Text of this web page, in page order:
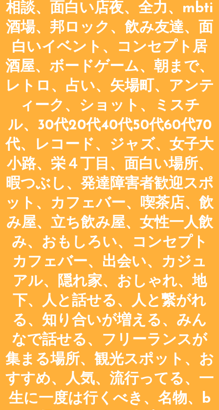
相談、面白い店夜、全力、mbti
酒場、邦ロック、飲み友達、面
白いイベント、コンセプト居
酒屋、ボードゲーム、朝まで、
レトロ、占い、矢場町、アンテ
ィーク、ショット、ミスチ
ル、30代20代40代50代60代70
代、レコード、ジャズ、女子大
小路、栄４丁目、面白い場所、
暇つぶし、発達障害者歓迎スポ
ット、カフェバー、喫茶店、飲
み屋、立ち飲み屋、女性一人飲
み、おもしろい、コンセプト
カフェバー、出会い、カジュ
アル、隠れ家、おしゃれ、地
下、人と話せる、人と繋がれ
る、知り合いが増える、みん
なで話せる、フリーランスが
集まる場所、観光スポット、お
すすめ、人気、流行ってる、一
生に一度は行くべき、名物、b